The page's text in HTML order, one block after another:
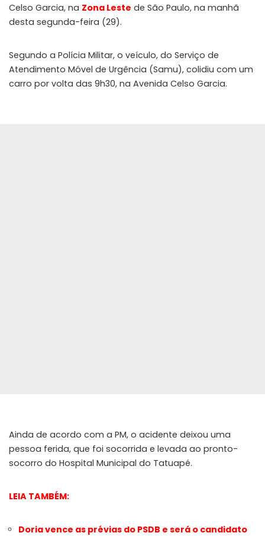
Celso Garcia, na Zona Leste de São Paulo, na manhã
desta segunda-feira (29).
Segundo a Polícia Militar, o veículo, do Serviço de
Atendimento Móvel de Urgência (Samu), colidiu com um
carro por volta das 9h30, na Avenida Celso Garcia.
Ainda de acordo com a PM, o acidente deixou uma
pessoa ferida, que foi socorrida e levada ao pronto-
socorro do Hospital Municipal do Tatuapé.
LEIA TAMBÉM:
Doria vence as prévias do PSDB e será o candidato